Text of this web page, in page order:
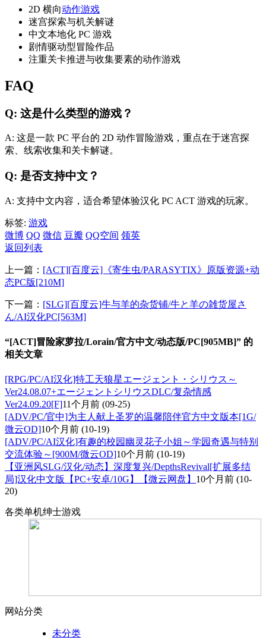
2D 横向动作游戏
迷宫探索与机关解谜
中文本地化 PC 游戏
剧情驱动型冒险作品
注重关卡推进与收集要素的动作游戏
FAQ
Q: 这是什么类型的游戏？
A: 这是一款 PC 平台的 2D 动作冒险游戏，重点在于迷宫探
索、线索收集和关卡解谜。
Q: 是否支持中文？
A: 支持中文内容，适合希望体验汉化 PC ACT 游戏的玩家。
标签: 游戏
微博 QQ 微信 豆瓣 QQ空间 领英
返回列表
上一篇： [ACT][百度云]《寄生虫/PARASYTIX》原版资源+动
态PC版[210M]
下一篇： [SLG][百度云]牛与羊的杂货铺/牛と羊の雑货屋さ
ん/AI汉化PC[563M]
“[ACT]冒险家萝拉/Lorain/官方中文/动态版/PC[905MB]” 的
相关文章
[RPG/PC/AI汉化]特工天狼星エージェント・シリウス～
Ver24.08.07+エージェントシリウスDLC/复杂情感
Ver24.09.20[F]11个月前 (09-25)
[ADV/PC/官中]为主人献上圣罗的温馨陪伴官方中文版本[1G/
微云OD]10个月前 (10-19)
[ADV/PC/AI汉化]有趣的校园幽灵花子小姐～学园奇遇与特别
交流体验～[900M/微云OD]10个月前 (10-19)
【亚洲风SLG/汉化/动态】深度复兴/DepthsRevival[扩展多结
局]汉化中文版【PC+安卓/10G】【微云网盘】 10个月前 (10-
20)
各类单机绅士游戏
网站分类
未分类